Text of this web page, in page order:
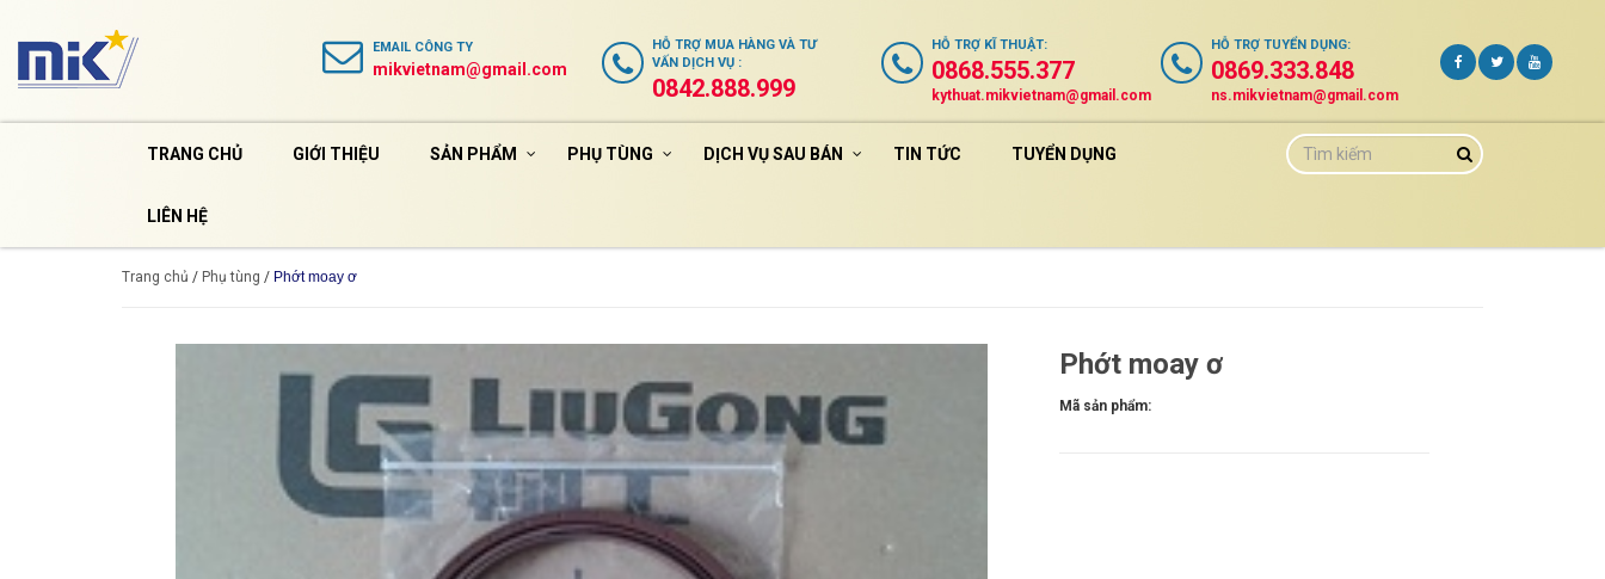
HỖ TRỢ TUYỂN DỤNG:
0869.333.848
ns.mikvietnam@gmail.com
HỖ TRỢ KĨ THUẬT:
0868.555.377
kythuat.mikvietnam@gmail.com
HỖ TRỢ MUA HÀNG VÀ TƯ
VẤN DỊCH VỤ :
0842.888.999
EMAIL CÔNG TY
mikvietnam@gmail.com
TRANG CHỦ GIỚI THIỆU SẢN PHẨM PHỤ TÙNG DỊCH VỤ SAU BÁN TIN TỨC TUYỂN DỤNG
LIÊN HỆ
Trang chủ / Phụ tùng / Phớt moay ơ
Phớt moay ơ
Mã sản phẩm: